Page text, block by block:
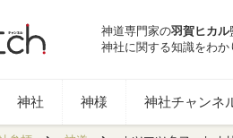
神道専門家の羽賀ヒカル
神社に関する知識をわか
神社 神様 神社チャンネ